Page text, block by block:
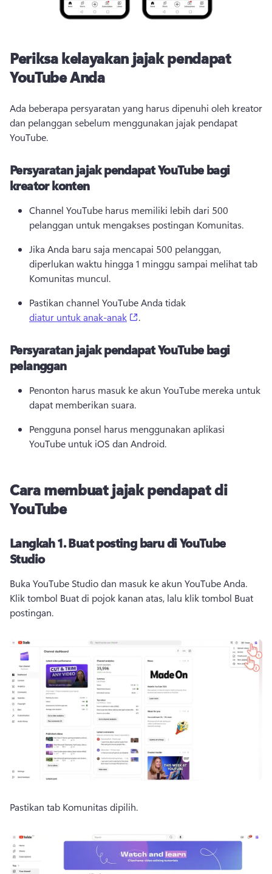
Periksa kelayakan jajak pendapat
YouTube Anda
Ada beberapa persyaratan yang harus dipenuhi oleh kreator
dan pelanggan sebelum menggunakan jajak pendapat
YouTube.
Persyaratan jajak pendapat YouTube bagi
kreator konten
Channel YouTube harus memiliki lebih dari 500
pelanggan untuk mengakses postingan Komunitas.
Jika Anda baru saja mencapai 500 pelanggan,
diperlukan waktu hingga 1 minggu sampai melihat tab
Komunitas muncul.
Pastikan channel YouTube Anda tidak
diatur untuk anak-anak
.
Persyaratan jajak pendapat YouTube bagi
pelanggan
Penonton harus masuk ke akun YouTube mereka untuk
dapat memberikan suara.
Pengguna ponsel harus menggunakan aplikasi
YouTube untuk iOS dan Android.
Cara membuat jajak pendapat di
YouTube
Langkah 1.Buat posting baru di YouTube
Studio
Klik tombol Buat di pojok kanan atas, lalu klik tombol Buat
postingan.
Pastikan tab Komunitas dipilih.